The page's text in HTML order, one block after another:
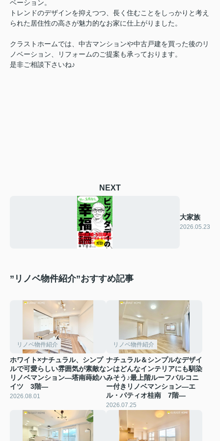
ベーション。
トレンドのデザインを抑えつつ、長く住むことをしっかりと考え
られた居住性の高さが魅力的なお家に仕上がりました。
クラストホームでは、中古マンションや中古戸建を買った後のリ
ノベーション、リフォームのご提案も承っております。
是非ご相談下さいね♪
NEXT
大家族
2026.05.23
”リノベ物件紹介”おすすめ記事
リノベ物件紹介
ホワイト×ナチュラル、シンプ
ルで可愛らしい雰囲気が素敵な
リノベマンション―塔南蒔絵ハ
イツ 3階―
2026.08.01
リノベ物件紹介
ナチュラル＆シンプルなデザイ
ンはどんなインテリアにも馴染
みそう♪最上階ルーフバルコニ
ー付きリノベマンション―エ
ル・パティオ桂南 7階―
2026.07.25